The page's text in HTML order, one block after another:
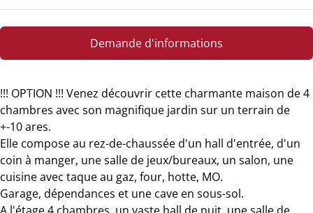
Demande d'informations
!!! OPTION !!! Venez découvrir cette charmante maison de 4
chambres avec son magnifique jardin sur un terrain de
+-10 ares.
Elle compose au rez-de-chaussée d'un hall d'entrée, d'un
coin à manger, une salle de jeux/bureaux, un salon, une
cuisine avec taque au gaz, four, hotte, MO.
Garage, dépendances et une cave en sous-sol.